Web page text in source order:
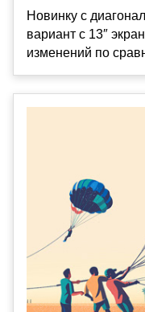
Новинку с
вариант с 13″
изменений по